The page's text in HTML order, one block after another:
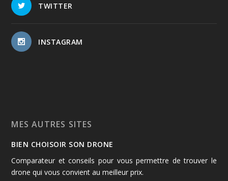
TWITTER
INSTAGRAM
MES AUTRES SITES
BIEN CHOISOIR SON DRONE
Comparateur et conseils pour vous permettre de trouver le
drone qui vous convient au meilleur prix.